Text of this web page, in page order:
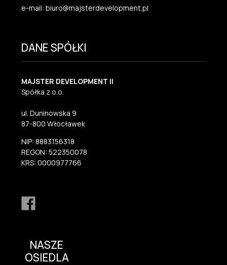
e-mail: biuro@majsterdevelopment.pl
DANE SPÓŁKI
MAJSTER DEVELOPMENT II
Spółka z o.o.
ul. Duninowska 9
87-800 Włocławek
NIP: 8883156318
REGON: 522350078
KRS: 0000977766
NASZE
OSIEDLA